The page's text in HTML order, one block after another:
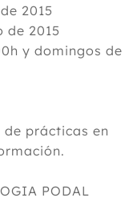
2015
de 2015
y domingos de
prácticas en
PODAL